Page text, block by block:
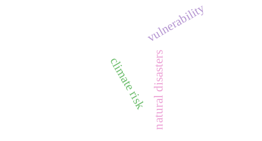
vulnerability
climate risk natural disasters